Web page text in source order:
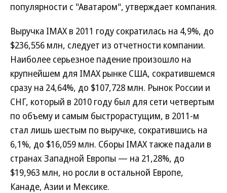
популярности с "Аватаром", утверждает компания.
Выручка IMAX в 2011 году сократилась на 4,9%, до
$236,556 млн, следует из отчетности компании.
Наиболее серьезное падение произошло на
крупнейшем для IMAX рынке США, сократившемся
сразу на 24,64%, до $107,728 млн. Рынок России и
СНГ, который в 2010 году был для сети четвертым
по объему и самым быстрорастущим, в 2011-м
стал лишь шестым по выручке, сократившись на
6,1%, до $16,059 млн. Сборы IMAX также падали в
странах Западной Европы — на 21,28%, до
$19,963 млн, но росли в остальной Европе,
Канаде, Азии и Мексике.